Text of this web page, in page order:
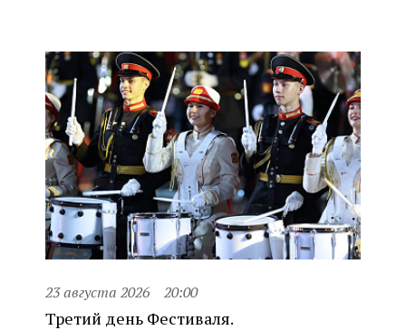
23 августа 2026 20:00
Третий день Фестиваля.